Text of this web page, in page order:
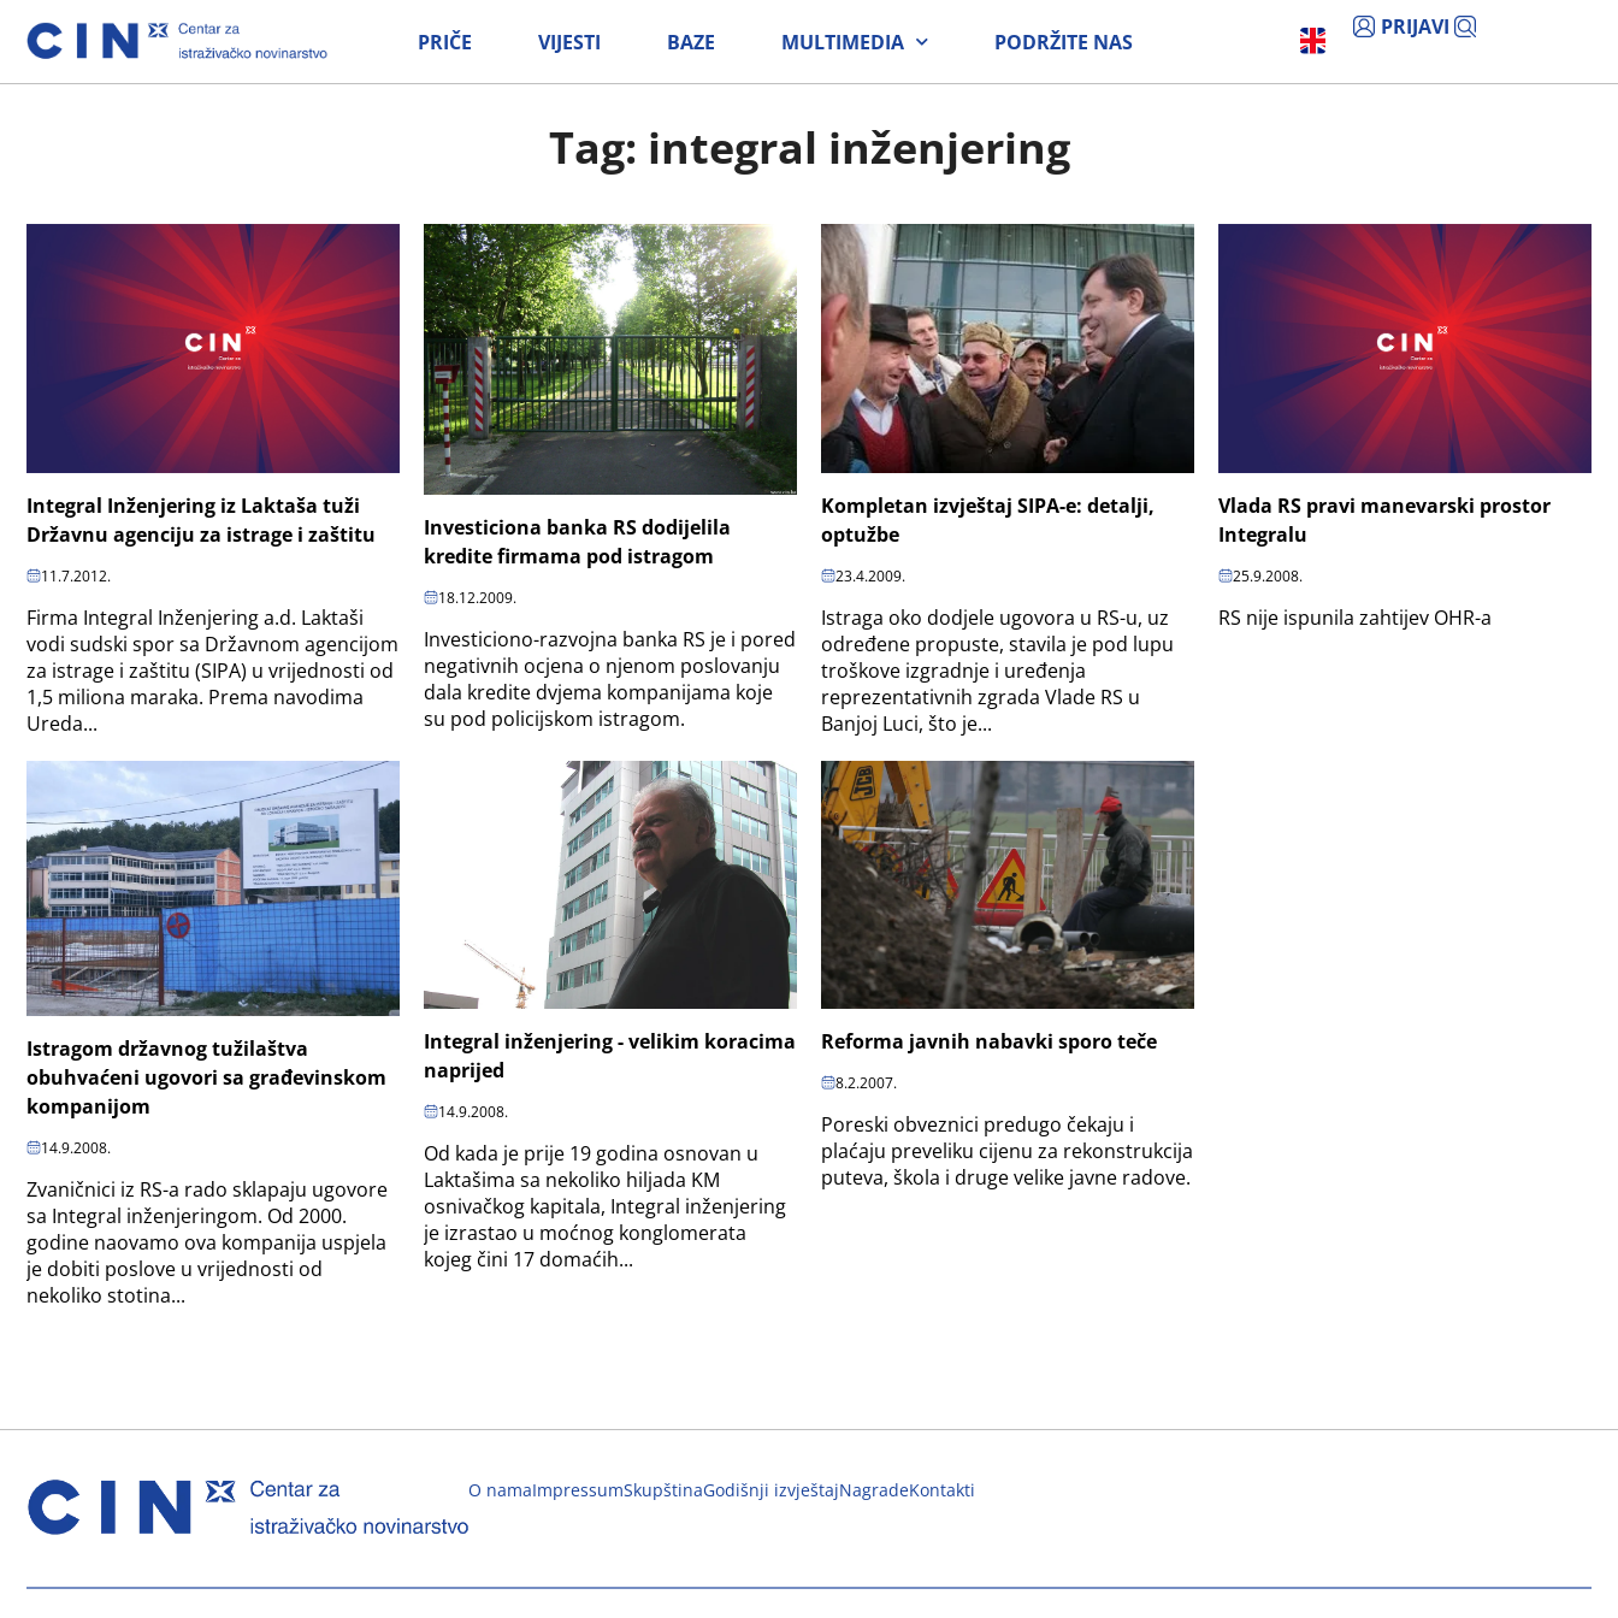
PRIČE VIJESTI BAZE MULTIMEDIA PODRŽITE NAS
PRIJAVI
Tag: integral inženjering
Integral Inženjering iz Laktaša tuži
Državnu agenciju za istrage i zaštitu
11.7.2012.
Firma Integral Inženjering a.d. Laktaši
vodi sudski spor sa Državnom agencijom
za istrage i zaštitu (SIPA) u vrijednosti od
1,5 miliona maraka. Prema navodima
Ureda...
Investiciona banka RS dodijelila
kredite firmama pod istragom
18.12.2009.
Investiciono-razvojna banka RS je i pored
negativnih ocjena o njenom poslovanju
dala kredite dvjema kompanijama koje
su pod policijskom istragom.
Kompletan izvještaj SIPA-e: detalji,
optužbe
23.4.2009.
Istraga oko dodjele ugovora u RS-u, uz
određene propuste, stavila je pod lupu
troškove izgradnje i uređenja
reprezentativnih zgrada Vlade RS u
Banjoj Luci, što je...
Vlada RS pravi manevarski prostor
Integralu
25.9.2008.
RS nije ispunila zahtijev OHR-a
Istragom državnog tužilaštva
obuhvaćeni ugovori sa građevinskom
kompanijom
14.9.2008.
Zvaničnici iz RS-a rado sklapaju ugovore
sa Integral inženjeringom. Od 2000.
godine naovamo ova kompanija uspjela
je dobiti poslove u vrijednosti od
nekoliko stotina...
Integral inženjering - velikim koracima
naprijed
14.9.2008.
Od kada je prije 19 godina osnovan u
Laktašima sa nekoliko hiljada KM
osnivačkog kapitala, Integral inženjering
je izrastao u moćnog konglomerata
kojeg čini 17 domaćih...
Reforma javnih nabavki sporo teče
8.2.2007.
Poreski obveznici predugo čekaju i
plaćaju preveliku cijenu za rekonstrukcija
puteva, škola i druge velike javne radove.
O namaImpressumSkupštinaGodišnji izvještajNagradeKontakti